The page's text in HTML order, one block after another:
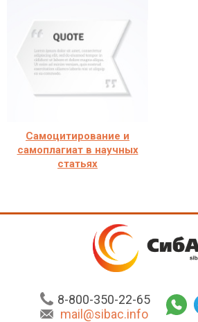
Самоцитирование и
самоплагиат в научных
статьях
8-800-350-22-65
mail@sibac.info